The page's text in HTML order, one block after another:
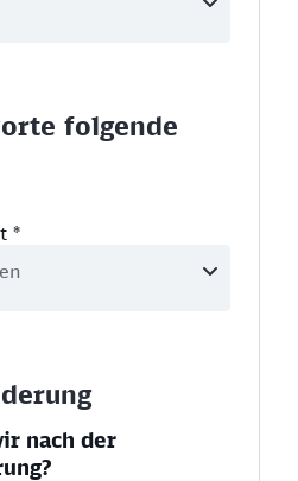
folgende
*
nach der